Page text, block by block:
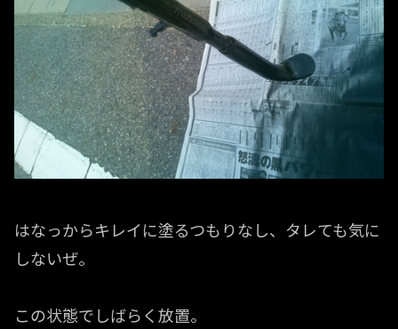
はなっからキレイに塗るつもりなし、タレても気に
しないぜ。
この状態でしばらく放置。